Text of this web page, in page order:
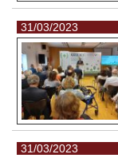
31/03/2023
31/03/2023